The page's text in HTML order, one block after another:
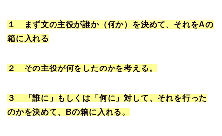
１ まず文の主役が誰か（何か）を決めて、それをAの
箱に入れる
２ その主役が何をしたのかを考える。
３ 「誰に」もしくは「何に」対して、それを行った
のかを決めて、Bの箱に入れる。